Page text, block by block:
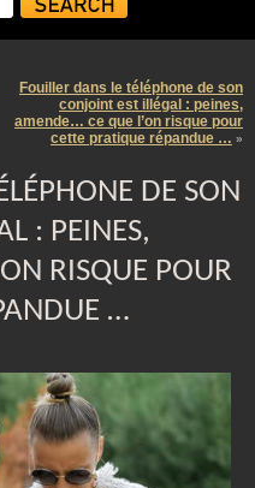
Fouiller dans le téléphone de son
conjoint est illégal : peines,
amende… ce que l’on risque pour
cette pratique répandue … »
DE SON
: PEINES,
RISQUE POUR
…